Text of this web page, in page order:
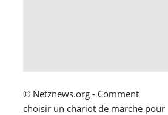
© Netznews.org - Comment
choisir un chariot de marche pour